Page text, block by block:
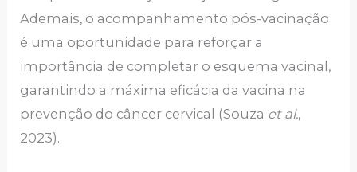
Ademais, o acompanhamento pós-vacinação
é uma oportunidade para reforçar a
importância de completar o esquema vacinal,
garantindo a máxima eficácia da vacina na
prevenção do câncer cervical (Souza et al.,
2023).